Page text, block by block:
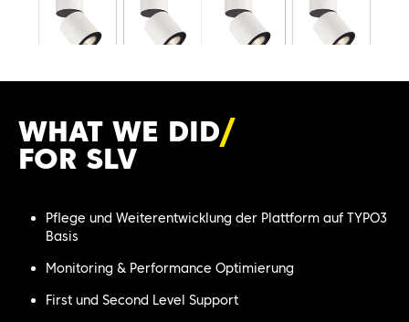
WHAT WE DID
FOR SLV
Pflege und Weiterentwicklung der Plattform auf TYPO3
Basis
Monitoring & Performance Optimierung
First und Second Level Support